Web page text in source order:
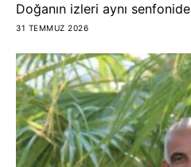
Doğanın izleri aynı senfonide
31 TEMMUZ 2026